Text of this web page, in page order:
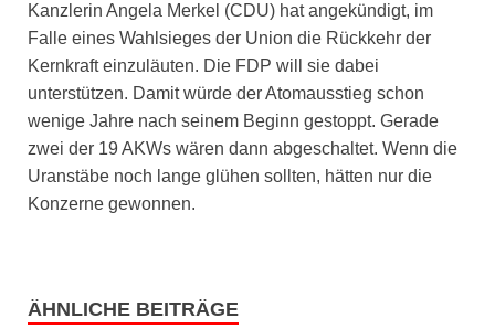
Kanzlerin Angela Merkel (CDU) hat angekündigt, im
Falle eines Wahlsieges der Union die Rückkehr der
Kernkraft einzuläuten. Die FDP will sie dabei
unterstützen. Damit würde der Atomausstieg schon
wenige Jahre nach seinem Beginn gestoppt. Gerade
zwei der 19 AKWs wären dann abgeschaltet. Wenn die
Uranstäbe noch lange glühen sollten, hätten nur die
Konzerne gewonnen.
ÄHNLICHE BEITRÄGE